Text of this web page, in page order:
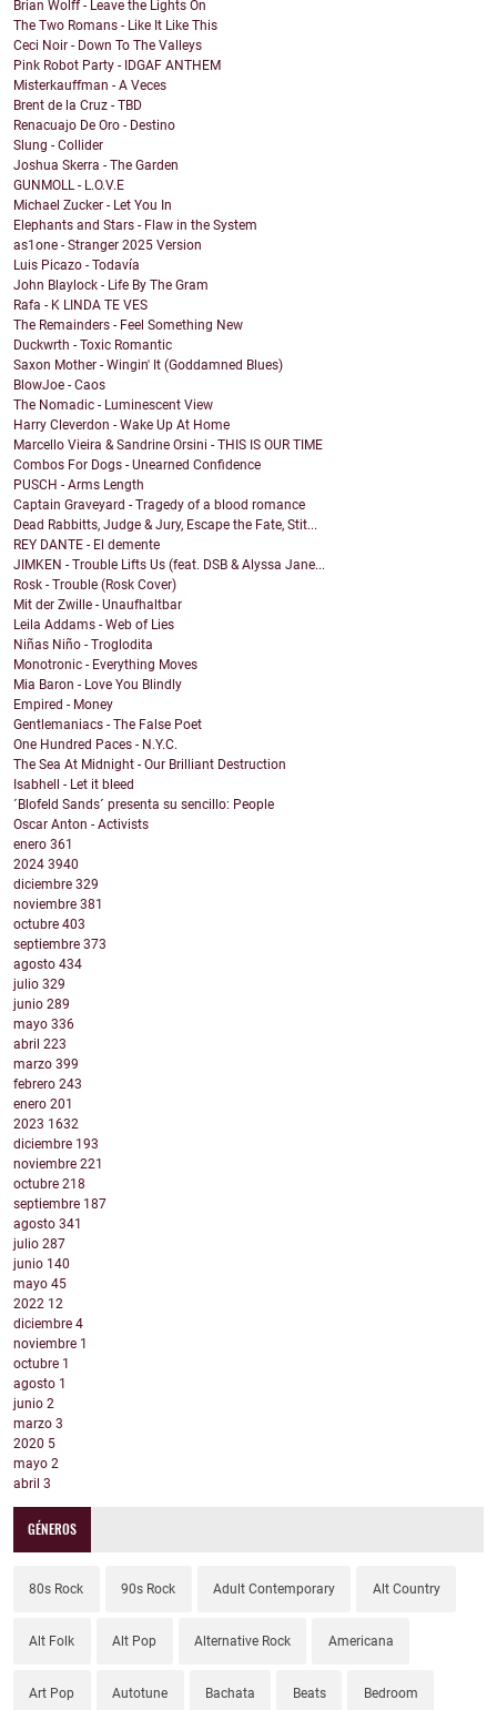
Brian Wolff - Leave the Lights On
The Two Romans - Like It Like This
Ceci Noir - Down To The Valleys
Pink Robot Party - IDGAF ANTHEM
Misterkauffman - A Veces
Brent de la Cruz - TBD
Renacuajo De Oro - Destino
Slung - Collider
Joshua Skerra - The Garden
GUNMOLL - L.O.V.E
Michael Zucker - Let You In
Elephants and Stars - Flaw in the System
as1one - Stranger 2025 Version
Luis Picazo - Todavía
John Blaylock - Life By The Gram
Rafa - K LINDA TE VES
The Remainders - Feel Something New
Duckwrth - Toxic Romantic
Saxon Mother - Wingin' It (Goddamned Blues)
BlowJoe - Caos
The Nomadic - Luminescent View
Harry Cleverdon - Wake Up At Home
Marcello Vieira & Sandrine Orsini - THIS IS OUR TIME
Combos For Dogs - Unearned Confidence
PUSCH - Arms Length
Captain Graveyard - Tragedy of a blood romance
Dead Rabbitts, Judge & Jury, Escape the Fate, Stit...
REY DANTE - El demente
JIMKEN - Trouble Lifts Us (feat. DSB & Alyssa Jane...
Rosk - Trouble (Rosk Cover)
Mit der Zwille - Unaufhaltbar
Leila Addams - Web of Lies
Niñas Niño - Troglodita
Monotronic - Everything Moves
Mia Baron - Love You Blindly
Empired - Money
Gentlemaniacs - The False Poet
One Hundred Paces - N.Y.C.
The Sea At Midnight - Our Brilliant Destruction
Isabhell - Let it bleed
´Blofeld Sands´ presenta su sencillo: People
Oscar Anton - Activists
enero 361
2024 3940
diciembre 329
noviembre 381
octubre 403
septiembre 373
agosto 434
julio 329
junio 289
mayo 336
abril 223
marzo 399
febrero 243
enero 201
2023 1632
diciembre 193
noviembre 221
octubre 218
septiembre 187
agosto 341
julio 287
junio 140
mayo 45
2022 12
diciembre 4
noviembre 1
octubre 1
agosto 1
junio 2
marzo 3
2020 5
mayo 2
abril 3
GÉNEROS
80s Rock 90s Rock Adult Contemporary Alt Country
Alt Folk Alt Pop Alternative Rock Americana
Art Pop Autotune Bachata Beats Bedroom